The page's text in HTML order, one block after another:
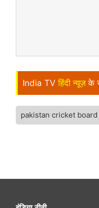
India TV हिंदी न्यूज़ के
pakistan cricket board